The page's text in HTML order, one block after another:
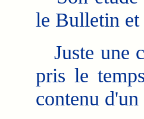
le Bulletin et
Juste une
pris le
contenu